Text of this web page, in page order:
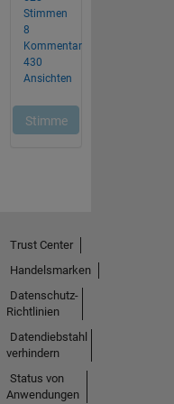
Trust Center
Handelsmarken
Datenschutz-
Richtlinien
Datendiebstahl
verhindern
Status von
Anwendungen